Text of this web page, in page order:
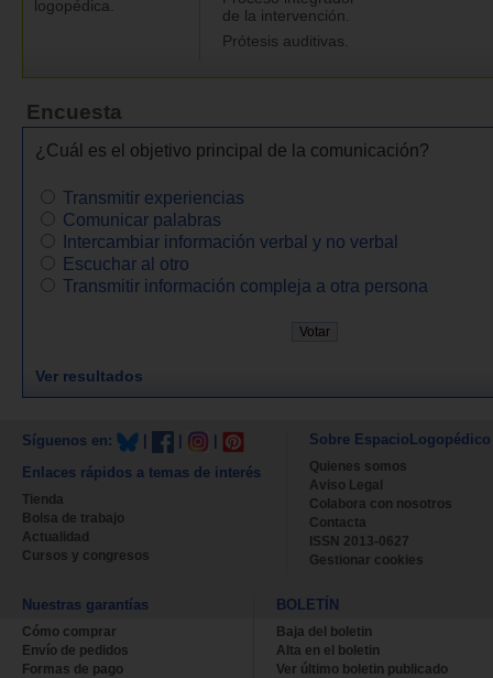
logopédica.
de la intervención.
Prótesis auditivas.
Encuesta
¿Cuál es el objetivo principal de la comunicación?
Transmitir experiencias
Comunicar palabras
Intercambiar información verbal y no verbal
Escuchar al otro
Transmitir información compleja a otra persona
Ver resultados
Síguenos en:
Enlaces rápidos a temas de interés
Tienda
Bolsa de trabajo
Actualidad
Cursos y congresos
Sobre EspacioLogopédico
Quienes somos
Aviso Legal
Colabora con nosotros
Contacta
ISSN 2013-0627
Gestionar cookies
Nuestras garantías
Cómo comprar
Envío de pedidos
Formas de pago
BOLETÍN
Baja del boletin
Alta en el boletin
Ver último boletin publicado